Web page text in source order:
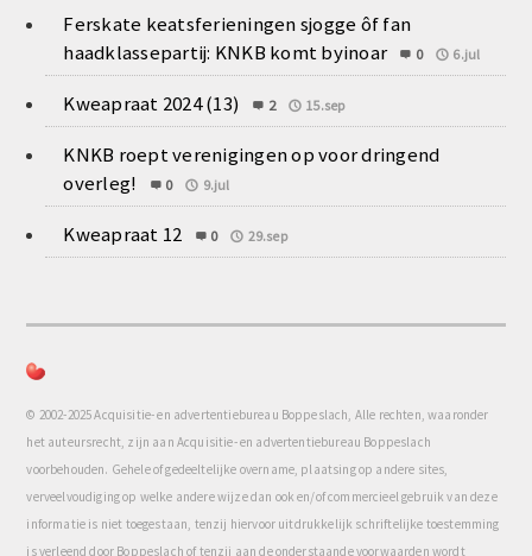
Ferskate keatsferieningen sjogge ôf fan
haadklassepartij: KNKB komt byinoar
0 6.jul
Kweapraat 2024 (13) 2 15.sep
KNKB roept verenigingen op voor dringend
overleg!
0 9.jul
Kweapraat 12 0 29.sep
© 2002-2025 Acquisitie- en advertentiebureau Boppeslach, Alle rechten, waaronder
het auteursrecht, zijn aan Acquisitie- en advertentiebureau Boppeslach
voorbehouden. Gehele of gedeeltelijke overname, plaatsing op andere sites,
verveelvoudiging op welke andere wijze dan ook en/of commercieel gebruik van deze
informatie is niet toegestaan, tenzij hiervoor uitdrukkelijk schriftelijke toestemming
is verleend door Boppeslach of tenzij aan de onderstaande voorwaarden wordt